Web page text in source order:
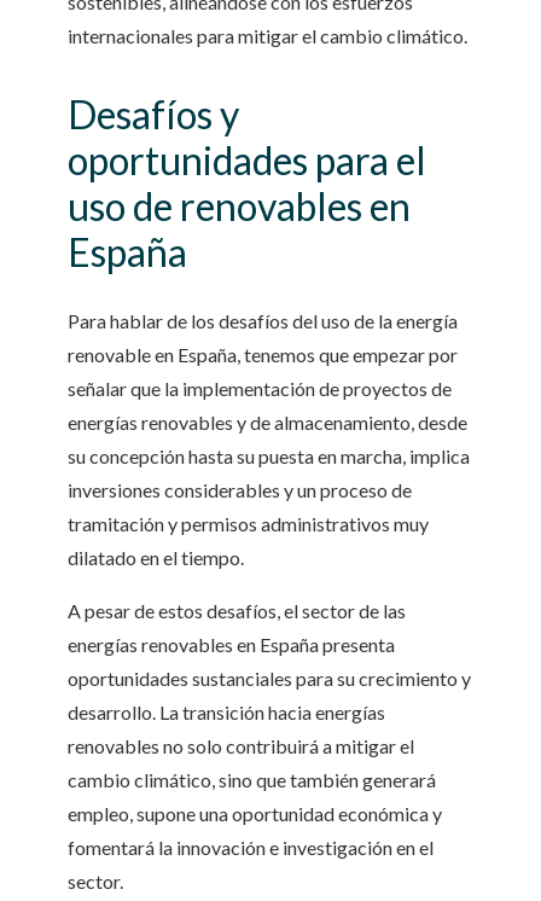
internacionales para mitigar el cambio climático.
Desafíos y
oportunidades para el
uso de renovables en
España
Para hablar de los desafíos del uso de la energía
renovable en España, tenemos que empezar por
señalar que la implementación de proyectos de
energías renovables y de almacenamiento, desde
su concepción hasta su puesta en marcha, implica
inversiones considerables y un proceso de
tramitación y permisos administrativos muy
dilatado en el tiempo.
A pesar de estos desafíos, el sector de las
energías renovables en España presenta
oportunidades sustanciales para su crecimiento y
desarrollo. La transición hacia energías
renovables no solo contribuirá a mitigar el
cambio climático, sino que también generará
empleo, supone una oportunidad económica y
fomentará la innovación e investigación en el
sector.